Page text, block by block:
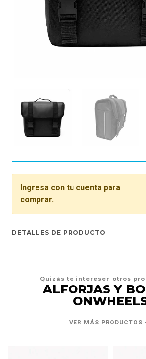
Ingresa con tu cuenta para
comprar.
DETALLES DE PRODUCTO
Quizás te interesen otros
ALFORJAS Y
VER MÁS PRODUCTOS